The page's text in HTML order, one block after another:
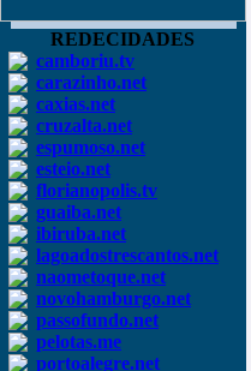
REDECIDADES
camboriu.tv
carazinho.net
caxias.net
cruzalta.net
espumoso.net
esteio.net
florianopolis.tv
guaiba.net
ibiruba.net
lagoadostrescantos.net
naometoque.net
novohamburgo.net
passofundo.net
pelotas.me
portoalegre.net